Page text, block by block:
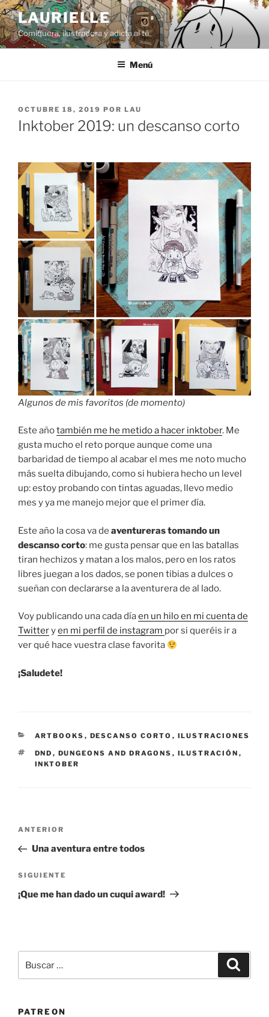
Saltar
al
contenido
LAURIELLE
Comiquera, ilustradora y adicta al té
Menú
PUBLICADO
EL
OCTUBRE 18, 2019 POR LAU
Inktober 2019: un descanso corto
Algunos de mis favoritos (de momento)
Este añotambién me he metido a hacer inktober. Me
gusta mucho el reto porque aunque come una
barbaridad de tiempo al acabar el mes me noto mucho
más suelta dibujando, como si hubiera hecho un level
up: estoy probando con tintas aguadas, llevo medio
mes y ya me manejo mejor que el primer día.
Este año la cosa va de aventureras tomando un
descanso corto: me gusta pensar que en las batallas
tiran hechizos y matan a los malos, pero en los ratos
libres juegan a los dados, se ponen tibias a dulces o
sueñan con declararse a la aventurera de al lado.
Voy publicando una cada díaen un hilo en mi cuenta de
Twitteryen mi perfil de instagram por si queréis ir a
ver qué hace vuestra clase favorita
¡Saludete!
CATEGORÍAS
ARTBOOKS , DESCANSO CORTO , ILUSTRACIONES
ETIQUETAS
DND , DUNGEONS AND DRAGONS , ILUSTRACIÓN ,
INKTOBER
Navegación
entradas
Entrada
anterior:
ANTERIOR
Una aventura entre todos
Siguiente
entrada
SIGUIENTE
¡Que me han dado un cuqui award!
por:
PATREON